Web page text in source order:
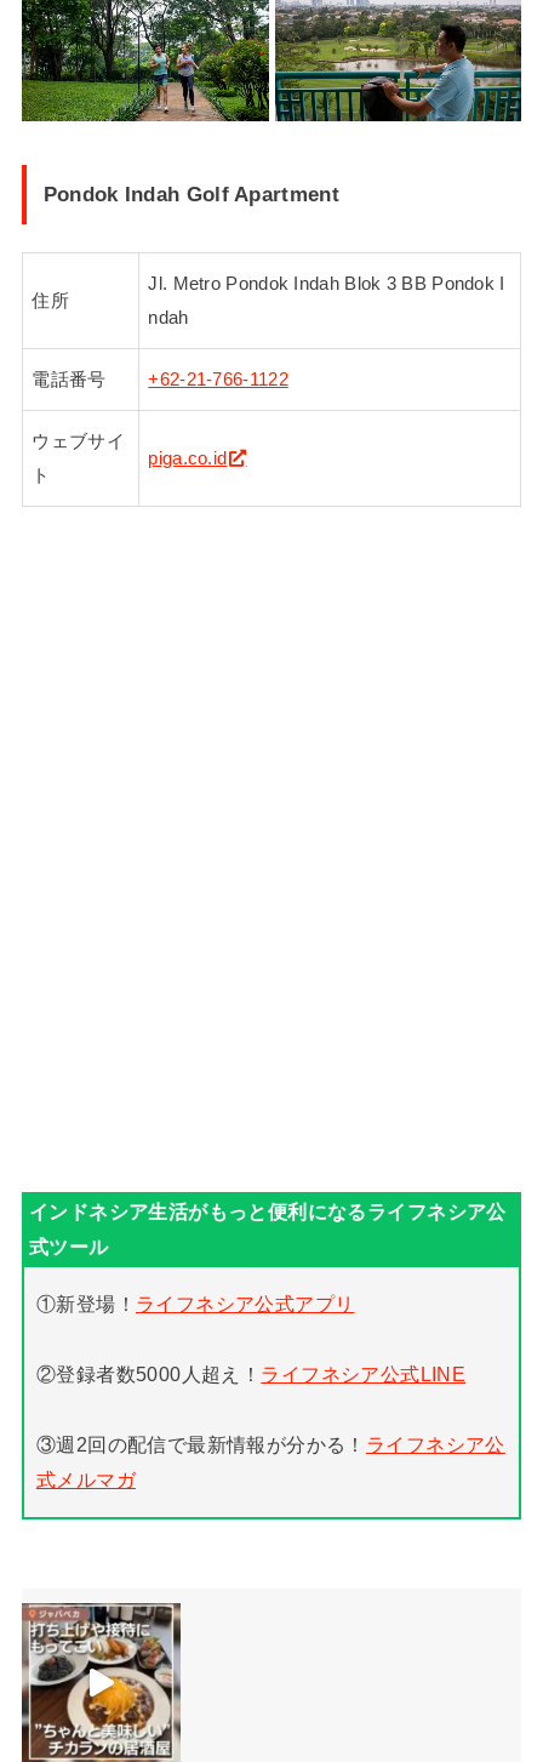
Pondok Indah Golf Apartment
住所
Jl. Metro Pondok Indah Blok 3 BB Pondok I
ndah
電話番号 +62-21-766-1122
ウェブサイ
ト
piga.co.id
①新登場！ ライフネシア公式アプリ
②登録者数5000人超え！ ライフネシア公式LINE
③週2回の配信で最新情報が分かる！ ライフネシア公
式メルマガ